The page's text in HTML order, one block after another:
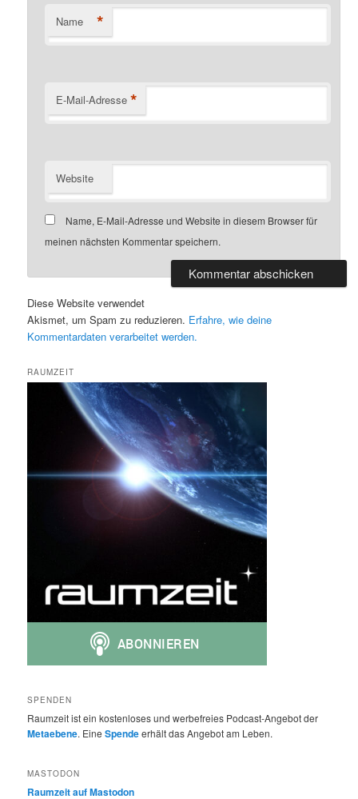
Name *
E-Mail-Adresse *
Website
Name, E-Mail-Adresse und Website in diesem Browser für
meinen nächsten Kommentar speichern.
Diese Website verwendet
Akismet, um Spam zu reduzieren. Erfahre, wie deine
Kommentardaten verarbeitet werden.
RAUMZEIT
SPENDEN
Raumzeit ist ein kostenloses und werbefreies Podcast-Angebot der
Metaebene. EineSpendeerhält das Angebot am Leben.
MASTODON
Raumzeit auf Mastodon